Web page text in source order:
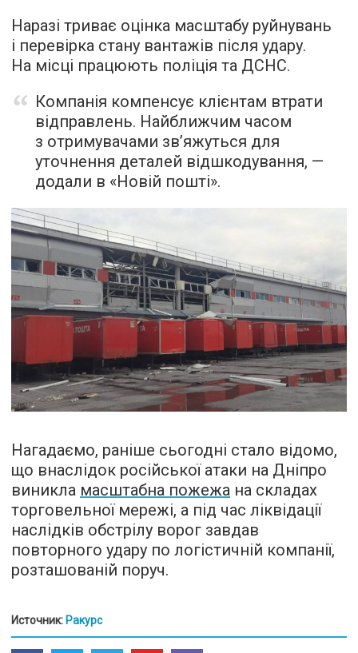
Наразі триває оцінка масштабу руйнувань
і перевірка стану вантажів після удару.
На місці працюють поліція та ДСНС.
Компанія компенсує клієнтам втрати
відправлень. Найближчим часом
з отримувачами зв’яжуться для
уточнення деталей відшкодування, —
додали в «Новій пошті».
Нагадаємо, раніше сьогодні стало відомо,
що внаслідок російської атаки на Дніпро
виникла масштабна пожежа на складах
торговельної мережі, а під час ліквідації
наслідків обстрілу ворог завдав
повторного удару по логістичній компанії,
розташованій поруч.
Источник: Ракурс